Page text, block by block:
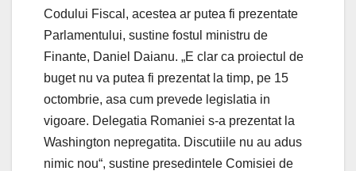
Codului Fiscal, acestea ar putea fi prezentate
Parlamentului, sustine fostul ministru de
Finante, Daniel Daianu. „E clar ca proiectul de
buget nu va putea fi prezentat la timp, pe 15
octombrie, asa cum prevede legislatia in
vigoare. Delegatia Romaniei s-a prezentat la
Washington nepregatita. Discutiile nu au adus
nimic nou“, sustine presedintele Comisiei de